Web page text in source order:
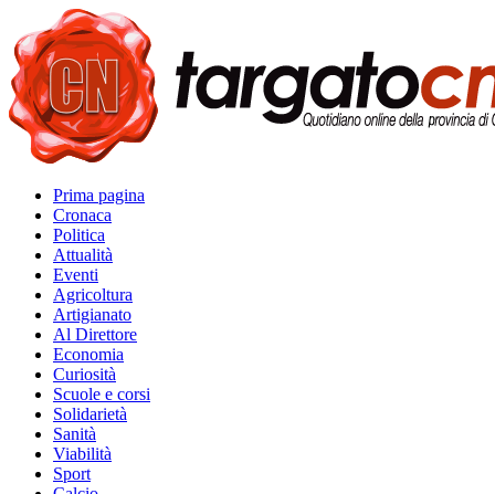
Prima pagina
Cronaca
Politica
Attualità
Eventi
Agricoltura
Artigianato
Al Direttore
Economia
Curiosità
Scuole e corsi
Solidarietà
Sanità
Viabilità
Sport